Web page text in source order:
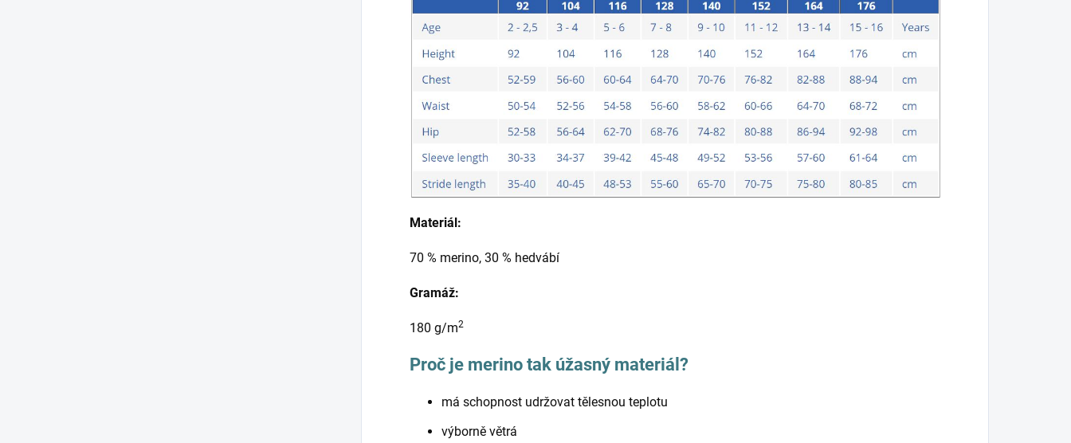
Materiál:
70 % merino, 30 % hedvábí
Gramáž:
180 g/m2
Proč je merino tak úžasný materiál?
má schopnost udržovat tělesnou teplotu
výborně větrá